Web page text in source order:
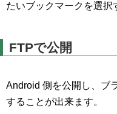
たいブックマークを選択
FTPで公開
Android 側を公開し、ブ
することが出来ます。